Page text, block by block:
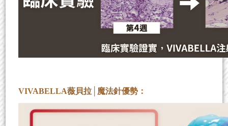
VIVABELLA薇貝拉│魔法針優勢：